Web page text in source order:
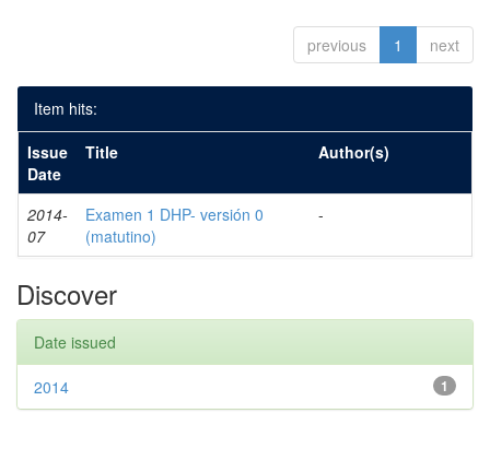
previous 1 next
Item hits:
Issue
Date
Title Author(s)
2014-
07
Examen 1 DHP- versión 0
(matutino)
-
Discover
Date issued
1
2014